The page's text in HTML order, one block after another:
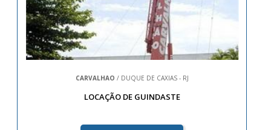
CARVALHAO / DUQUE DE CAXIAS - RJ
LOCAÇÃO DE GUINDASTE